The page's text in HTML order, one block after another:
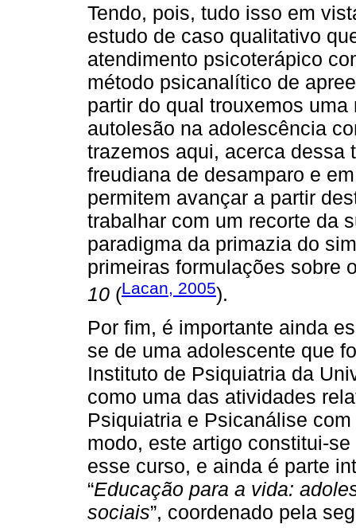
Tendo, pois, tudo isso em
estudo de caso qualitativo
atendimento psicoterápico
método psicanalítico de
partir do qual trouxemos
autolesão na adolescência
trazemos aqui, acerca dessa
freudiana de desamparo e
permitem avançar a partir
trabalhar com um recorte da
paradigma da primazia do
primeiras formulações sobre
10 (Lacan, 2005).
Por fim, é importante ainda
se de uma adolescente que
Instituto de Psiquiatria da
como uma das atividades
Psiquiatria e Psicanálise
modo, este artigo constitui-
esse curso, e ainda é parte
“Educação para a vida:
sociais”, coordenado pela